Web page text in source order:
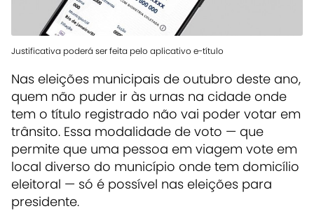
Justificativa poderá ser feita pelo aplicativo e-título
Nas eleições municipais de outubro deste ano,
quem não puder ir às urnas na cidade onde
tem o título registrado não vai poder votar em
trânsito. Essa modalidade de voto — que
permite que uma pessoa em viagem vote em
local diverso do município onde tem domicílio
eleitoral — só é possível nas eleições para
presidente.